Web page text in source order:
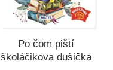
Po čom piští
školáčikova dušička